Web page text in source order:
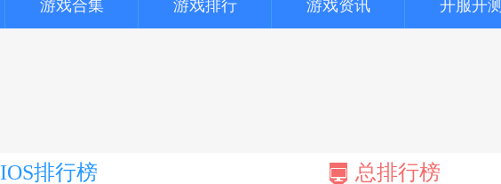
部落冲突
游戏合集 游戏排行 游戏资讯 开服开测
IOS排行榜 总排行榜